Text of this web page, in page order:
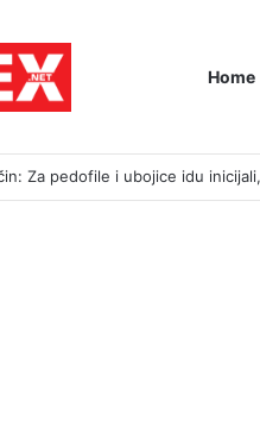
Home
Za pedofile i ubojice idu